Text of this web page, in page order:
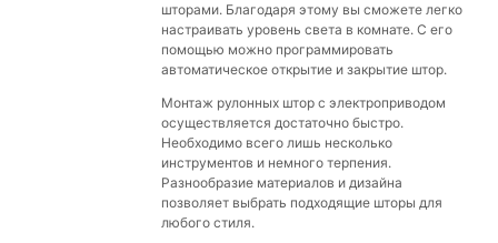
шторами. Благодаря этому вы сможете легко
настраивать уровень света в комнате. С его
помощью можно программировать
автоматическое открытие и закрытие штор.
Монтаж рулонных штор с электроприводом
осуществляется достаточно быстро.
Необходимо всего лишь несколько
инструментов и немного терпения.
Разнообразие материалов и дизайна
позволяет выбрать подходящие шторы для
любого стиля.